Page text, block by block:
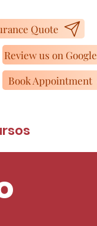
Review us on Google
Book Appointment
Quote